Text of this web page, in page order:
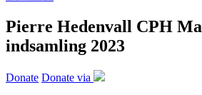
Pierre Hedenvall CPH
indsamling 2023
Donate Donate via